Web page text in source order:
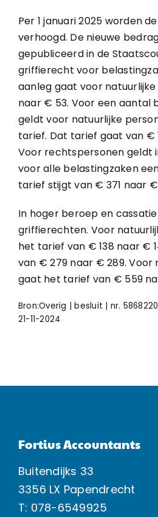
Per 1 januari 2025 worden
verhoogd. De nieuwe
gepubliceerd in de
griffierecht voor
aanleg gaat voor
naar € 53. Voor een aantal
geldt voor natuurlijke
tarief. Dat tarief gaat van €
Voor rechtspersonen geldt
voor alle belastingzaken
tarief stijgt van € 371 naar
In hoger beroep en
griffierechten. Voor
het tarief van € 138 naar €
van € 279 naar € 289.
gaat het tarief van € 559
Bron:Overig | besluit | nr.
21-11-2024
Fortius Accountants
Buitendijks 33
3356 LX Papendrecht
T: 078-6549925